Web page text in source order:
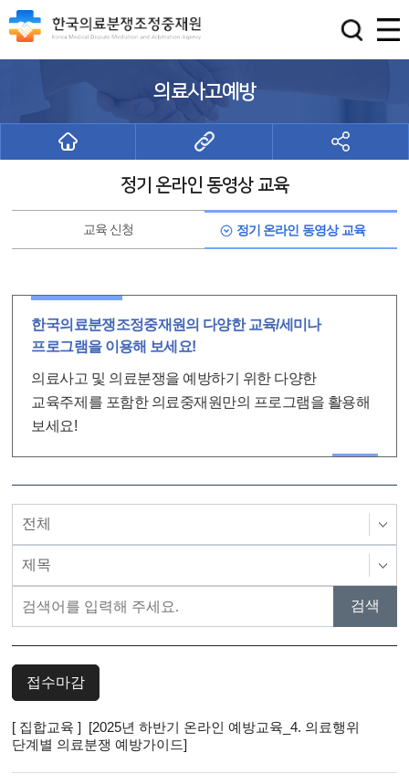
의료사고예방
정기 온라인 동영상 교육
교육 신청 정기 온라인 동영상 교육
한국의료분쟁조정중재원의 다양한 교육/세미나
프로그램을 이용해 보세요!
의료사고 및 의료분쟁을 예방하기 위한 다양한
교육주제를 포함한 의료중재원만의 프로그램을 활용해
보세요!
접수마감
[ 집합교육 ] [2025년 하반기 온라인 예방교육_4. 의료행위
단계별 의료분쟁 예방가이드]